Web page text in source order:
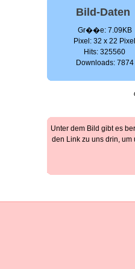
Bild-Daten
Gr��e: 7.09KB
Pixel: 32 x 22
Hits: 325560
Downloads: 7874
Unter dem Bild gibt es
den Link zu uns drin,